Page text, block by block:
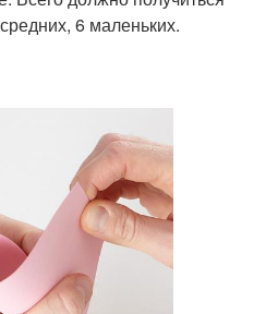
6 маленьких.